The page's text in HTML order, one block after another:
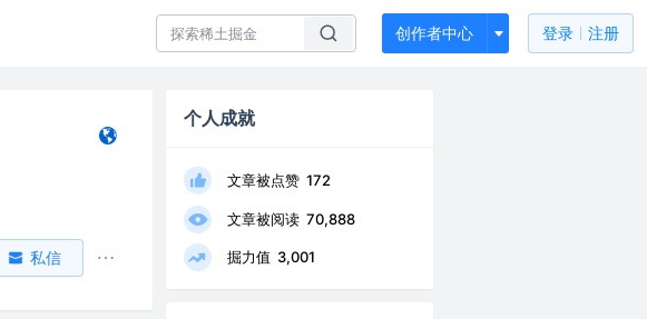
创作者中心 登录 注册
私信
个人成就
文章被点赞 172
文章被阅读 70,888
掘力值 3,001